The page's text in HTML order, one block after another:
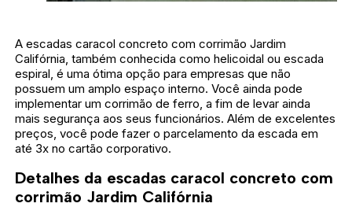
A escadas caracol concreto com corrimão Jardim
Califórnia, também conhecida como helicoidal ou escada
espiral, é uma ótima opção para empresas que não
possuem um amplo espaço interno. Você ainda pode
implementar um corrimão de ferro, a fim de levar ainda
mais segurança aos seus funcionários. Além de excelentes
preços, você pode fazer o parcelamento da escada em
até 3x no cartão corporativo.
Detalhes da escadas caracol concreto com
corrimão Jardim Califórnia